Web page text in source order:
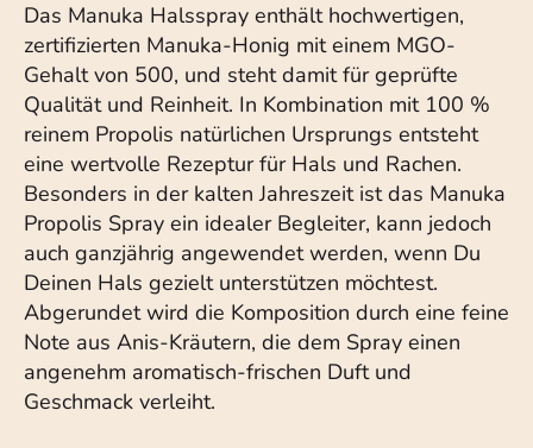
Das Manuka Halsspray enthält hochwertigen,
zertifizierten Manuka-Honig mit einem MGO-
Gehalt von 500, und steht damit für geprüfte
Qualität und Reinheit. In Kombination mit 100 %
reinem Propolis natürlichen Ursprungs entsteht
eine wertvolle Rezeptur für Hals und Rachen.
Besonders in der kalten Jahreszeit ist das Manuka
Propolis Spray ein idealer Begleiter, kann jedoch
auch ganzjährig angewendet werden, wenn Du
Deinen Hals gezielt unterstützen möchtest.
Abgerundet wird die Komposition durch eine feine
Note aus Anis-Kräutern, die dem Spray einen
angenehm aromatisch-frischen Duft und
Geschmack verleiht.